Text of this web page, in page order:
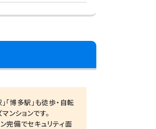
「博多駅」も徒歩・自転
ンションです。
完備でセキュリティ面